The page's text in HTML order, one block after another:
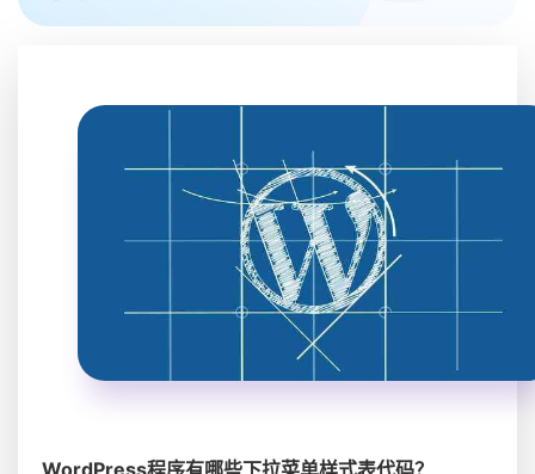
WordPress程序有哪些下拉菜单样式表代码？